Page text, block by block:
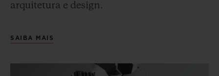
arquitetura e design.
SAIBA MAIS